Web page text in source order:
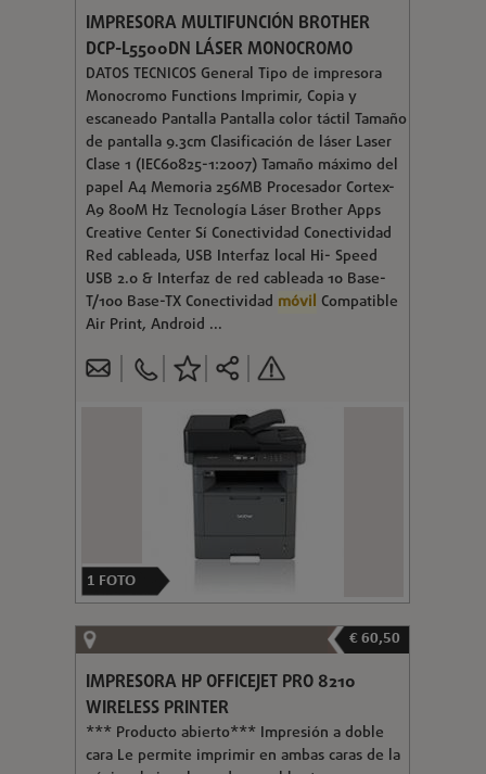
IMPRESORA MULTIFUNCIÓN BROTHER
DCP-L5500DN LÁSER MONOCROMO
DATOS TECNICOS General Tipo de impresora
Monocromo Functions Imprimir, Copia y
escaneado Pantalla Pantalla color táctil Tamaño
de pantalla 9.3cm Clasificación de láser Laser
Clase 1 (IEC60825-1:2007) Tamaño máximo del
papel A4 Memoria 256MB Procesador Cortex-
A9 800M Hz Tecnología Láser Brother Apps
Creative Center Sí Conectividad Conectividad
Red cableada, USB Interfaz local Hi- Speed
USB 2.0 & Interfaz de red cableada 10 Base-
T/100 Base-TX Conectividad móvil Compatible
Air Print, Android ...
1 FOTO
€ 60,50
IMPRESORA HP OFFICEJET PRO 8210
WIRELESS PRINTER
*** Producto abierto*** Impresión a doble
cara Le permite imprimir en ambas caras de la